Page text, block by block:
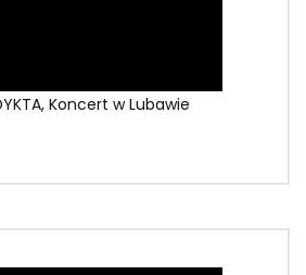
Koncert w Lubawie